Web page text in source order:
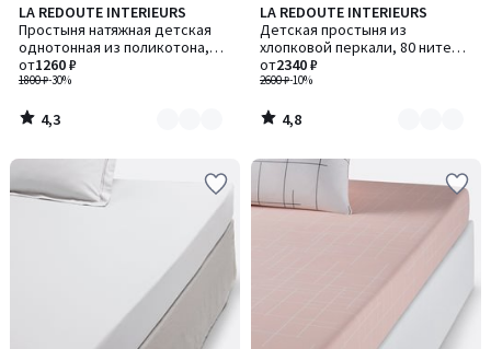
LA REDOUTE INTERIEURS
Простыня натяжная детская
однотонная из поликотона,
Scenario / Сценарио
1800 ₽-30%
от1260 ₽
4,3
/ 5
Количество
цветов:
2
4,3
/
LA REDOUTE INTERIEURS
Детская простыня из
хлопковой перкали, 80 нитей/
см², Scenario / Сценарио
2600 ₽-10%
от2340 ₽
4,8
/ 5
Количество
цветов:
2
4,8
/